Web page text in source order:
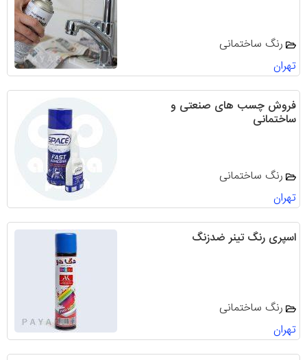
رنگ ساختمانی
تهران
فروش چسب های صنعتی و
ساختمانی
رنگ ساختمانی
تهران
اسپری رنگ تینر ضدزنگ
رنگ ساختمانی
تهران